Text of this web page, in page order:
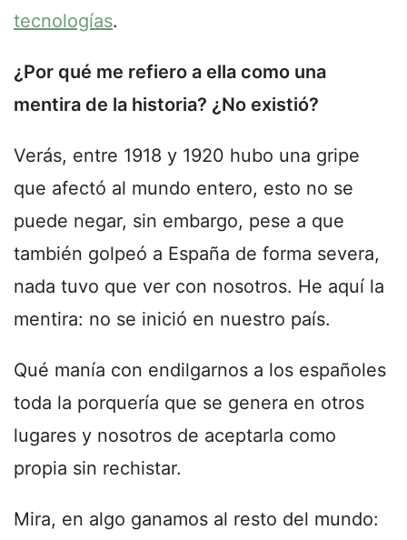
tecnologías.
¿Por qué me refiero a ella como una
mentira de la historia? ¿No existió?
Verás, entre 1918 y 1920 hubo una gripe
que afectó al mundo entero, esto no se
puede negar, sin embargo, pese a que
también golpeó a España de forma severa,
nada tuvo que ver con nosotros. He aquí la
mentira: no se inició en nuestro país.
Qué manía con endilgarnos a los españoles
toda la porquería que se genera en otros
lugares y nosotros de aceptarla como
propia sin rechistar.
Mira, en algo ganamos al resto del mundo: